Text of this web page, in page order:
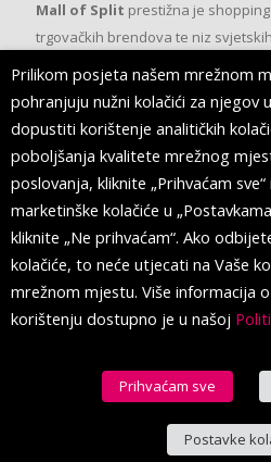
Mall of Split prestižna je
trgovačkih brendova te niz
prvi put pojavljuju u Splitu.
PRATITE NAS
© 2016 Mall of Split. All
Prilikom posjeta našem mrežnom
pohranjuju nužni kolačići za njegov
dopustiti korištenje analitičkih
poboljšanja kvalitete mrežnog
poslovanja, kliknite „Prihvaćam
marketinške kolačiće u
kliknite „Ne prihvaćam“. Ako
kolačiće, to neće utjecati na Vaše
mrežnom mjestu. Više informacija
korištenju dostupno je u našoj
Prihvaćam sve
Postavke